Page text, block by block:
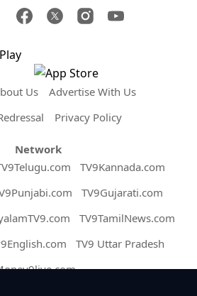
Us
Advertise With Us
Privacy Policy
Network
TV9Kannada.com
TV9Gujarati.com
TV9TamilNews.com
TV9 Uttar Pradesh